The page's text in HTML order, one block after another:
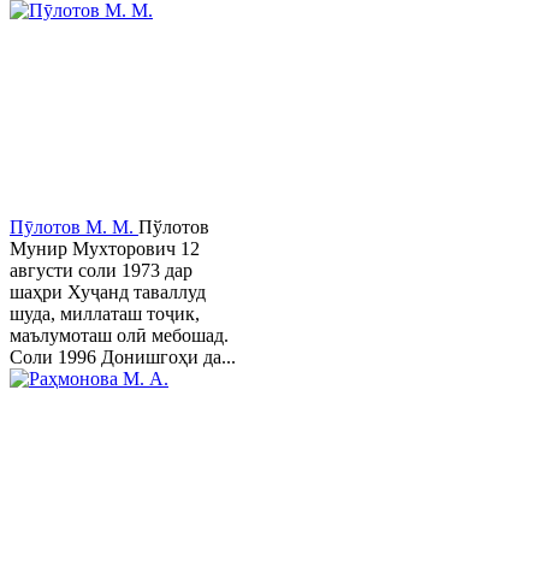
Пӯлотов М. М. Пўлотов
Мунир Мухторович 12
августи соли 1973 дар
шаҳри Хуҷанд таваллуд
шуда, миллаташ тоҷик,
маълумоташ олӣ мебошад.
Соли 1996 Донишгоҳи да...